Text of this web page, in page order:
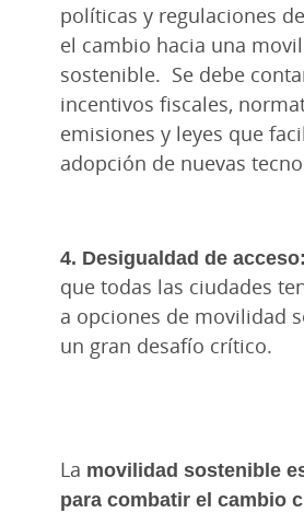
políticas y regulaciones
el cambio hacia una
sostenible. Se debe
incentivos fiscales,
emisiones y leyes que
adopción de nuevas
4. Desigualdad de acceso:
que todas las ciudades
a opciones de movilidad
un gran desafío crítico.
La movilidad sostenible
para combatir el cambio